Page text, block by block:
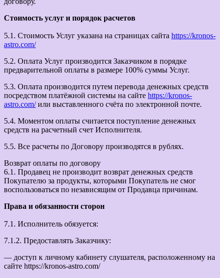
Стоимость услуг и порядок расчетов
5.1. Стоимость Услуг указана на страницах сайта https://kronos-
astro.com/
5.2. Оплата Услуг производится Заказчиком в порядке
предварительной оплаты в размере 100% суммы Услуг.
5.3. Оплата производится путем перевода денежных средств
посредством платёжной системы на сайте https://kronos-
astro.com/или выставленного счёта по электронной почте.
5.4. Моментом оплаты считается поступление денежных
средств на расчетный счет Исполнителя.
5.5. Все расчеты по Договору производятся в рублях.
Возврат оплаты по договору
6.1. Продавец не производит возврат денежных средств
Покупателю за продукты, которыми Покупатель не смог
воспользоваться по независящим от Продавца причинам.
Права и обязанности сторон
7.1. Исполнитель обязуется:
7.1.2. Предоставлять Заказчику:
— доступ к личному кабинету слушателя, расположенному на
сайте https://kronos-astro.com/